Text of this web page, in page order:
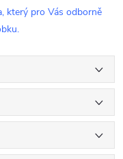
který pro Vás odborně